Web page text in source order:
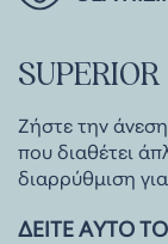
SUPERIOR
Ζήστε την
που διαθέτει
διαρρύθμιση
ΔΕΊΤΕ ΑΥΤΌ